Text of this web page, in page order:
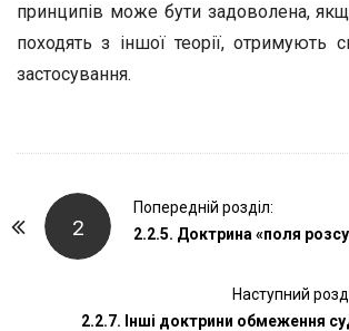
принципів може бути задоволена,
походять з іншої теорії, отримують
застосування.
2
Попередній розділ:
2.2.5. Доктрина «поля
Наступний
2.2.7. Інші доктрини обмеження